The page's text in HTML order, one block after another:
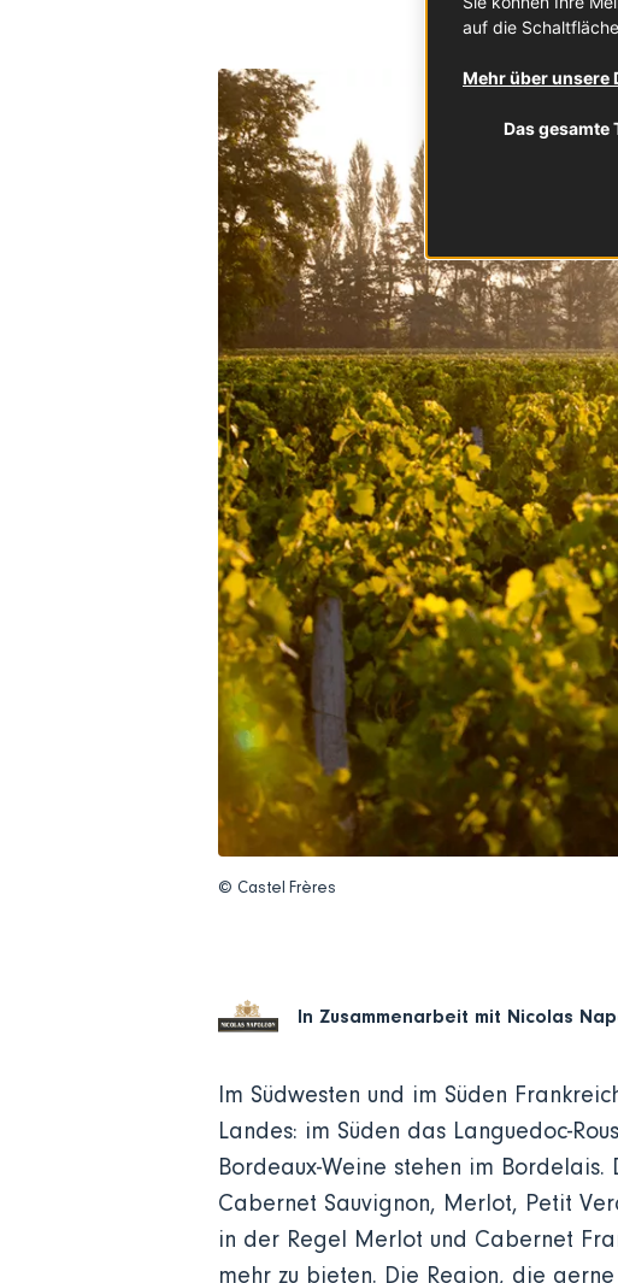
© Castel Frères
In Zusammenarbeit mit Nicolas
Im Südwesten und im Süden
Landes: im Süden das Languedoc-
Bordeaux-Weine stehen im
Cabernet Sauvignon, Merlot, Petit
in der Regel Merlot und Cabernet
mehr zu bieten. Die Region, die
auf die
Mehr über
Das gesamte